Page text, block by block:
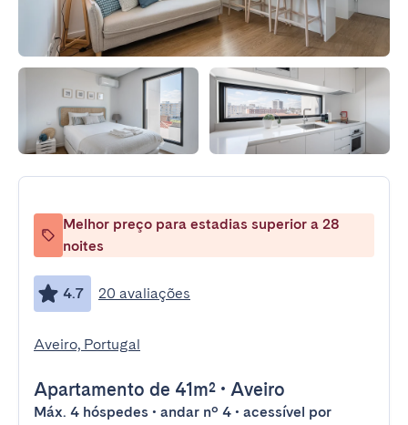
Melhor preço para estadias superior a 28
noites
4.7 20 avaliações
Aveiro, Portugal
Apartamento de 41m² • Aveiro
Máx. 4 hóspedes • andar nº 4 • acessível por